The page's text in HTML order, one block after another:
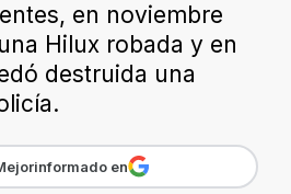
en noviembre
Hilux robada y en
destruida una
en